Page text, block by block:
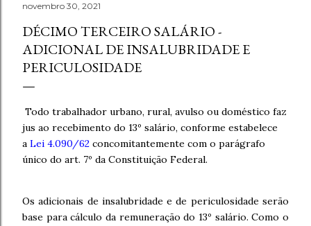
novembro 30, 2021
DÉCIMO TERCEIRO SALÁRIO -
ADICIONAL DE INSALUBRIDADE E
PERICULOSIDADE
Todo trabalhador urbano, rural, avulso ou doméstico faz
jus ao recebimento do 13º salário, conforme estabelece
a Lei 4.090/62 concomitantemente com o parágrafo
único do art. 7º da Constituição Federal.
Os adicionais de insalubridade e de periculosidade serão
base para cálculo da remuneração do 13º salário. Como o